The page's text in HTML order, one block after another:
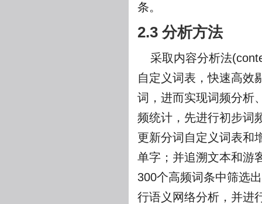
条。
2.3 分析方法
采取内容分析法
自定义词表，快速高效
词，进而实现词频分析
频统计，先进行初步词
更新分词自定义词表和
单字；并追溯文本和游
300个高频词条中筛选
行语义网络分析，并进